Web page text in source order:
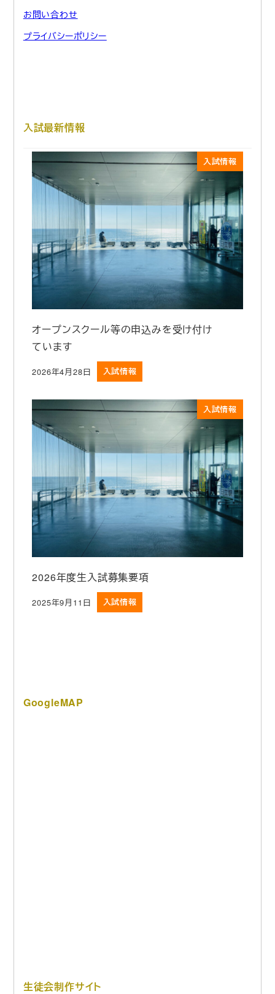
お問い合わせ
プライバシーポリシー
入試最新情報
入試情報
オープンスクール等の申込みを受け付け
ています
投稿日
2026年4月28日 入試情報
入試情報
2026年度生入試募集要項
投稿日
2025年9月11日 入試情報
GoogleMAP
生徒会制作サイト